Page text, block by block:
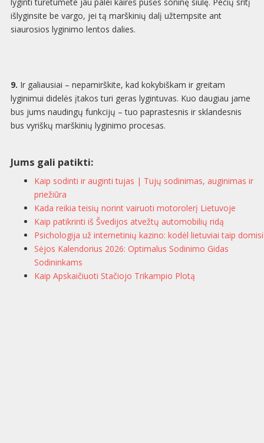
išlyginsite be vargo, jei tą marškinių dalį užtempsite ant
siaurosios lyginimo lentos dalies.
9. Ir galiausiai – nepamirškite, kad kokybiškam ir greitam
lyginimui didelės įtakos turi geras lygintuvas. Kuo daugiau jame
bus jums naudingų funkcijų – tuo paprastesnis ir sklandesnis
bus vyriškų marškinių lyginimo procesas.
Jums gali patikti:
Kaip sodinti ir auginti tujas | Tujų sodinimas, auginimas ir
priežiūra
Kada reikia teisių norint vairuoti motorolerį Lietuvoje
Kaip patikrinti iš Švedijos atvežtų automobilių ridą
Psichologija už internetinių kazino: kodėl lietuviai taip
Sėjos Kalendorius 2026: Optimalus Sodinimo Gidas
Sodininkams
Kaip Apskaičiuoti Stačiojo Trikampio Plotą